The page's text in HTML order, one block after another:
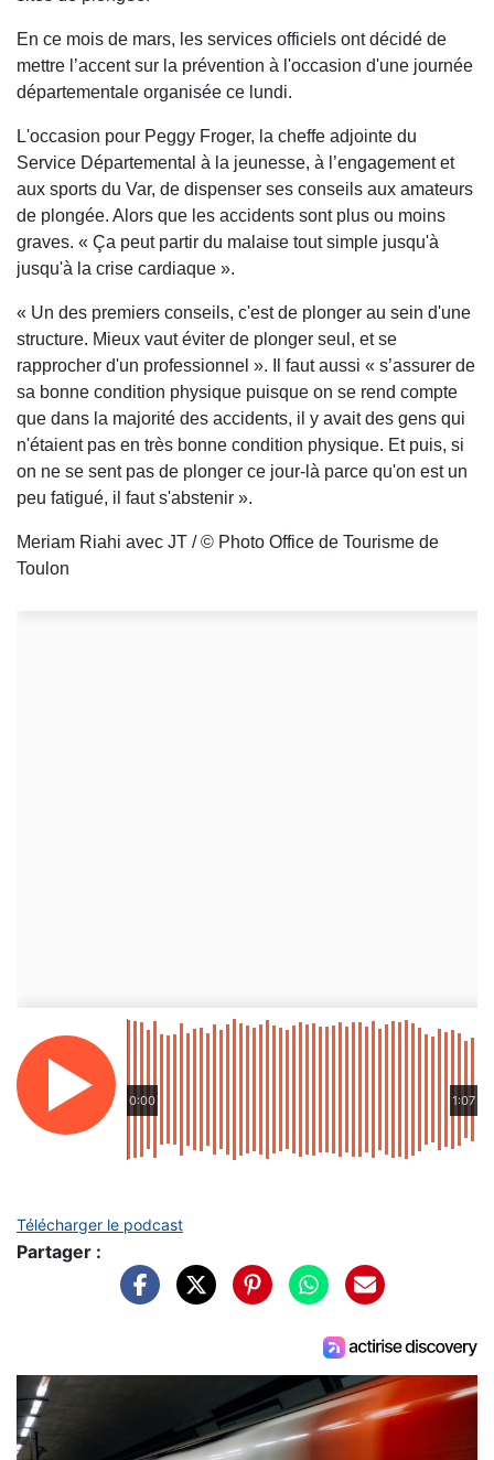
En ce mois de mars, les services officiels ont décidé de
mettre l’accent sur la prévention à l'occasion d'une journée
départementale organisée ce lundi.
L'occasion pour Peggy Froger, la cheffe adjointe du
Service Départemental à la jeunesse, à l’engagement et
aux sports du Var, de dispenser ses conseils aux amateurs
de plongée. Alors que les accidents sont plus ou moins
graves. « Ça peut partir du malaise tout simple jusqu'à
jusqu'à la crise cardiaque ».
« Un des premiers conseils, c'est de plonger au sein d'une
structure. Mieux vaut éviter de plonger seul, et se
rapprocher d'un professionnel ». Il faut aussi « s’assurer de
sa bonne condition physique puisque on se rend compte
que dans la majorité des accidents, il y avait des gens qui
n'étaient pas en très bonne condition physique. Et puis, si
on ne se sent pas de plonger ce jour-là parce qu'on est un
peu fatigué, il faut s'abstenir ».
Meriam Riahi avec JT / © Photo Office de Tourisme de
Toulon
0:00 1:07
Télécharger le podcast
Partager :